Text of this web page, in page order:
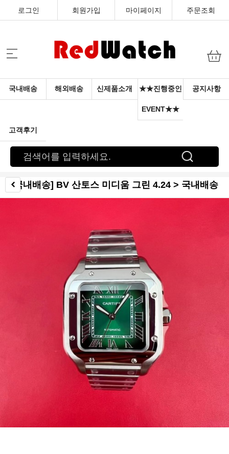
로그인 회원가입 마이페이지 주문조회
국내배송 해외배송 신제품소개 ★★진행중인
EVENT★★
공지사항
고객후기
[국내배송] BV 산토스 미디움 그린 4.24 > 국내배송